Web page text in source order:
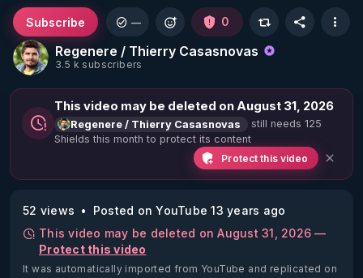
Regenere / Thierry Casasnovas
3.5 k subscribers
Subscribe — 0
This video may be deleted on August 31, 2026
Regenere / Thierry Casasnovas
still needs 125
Shields this month to protect its content
Protect this video
52 views
Posted on YouTube 13 years ago
This video may be deleted on August 31, 2026 —
Protect this video
It was automatically imported from YouTube and replicated on